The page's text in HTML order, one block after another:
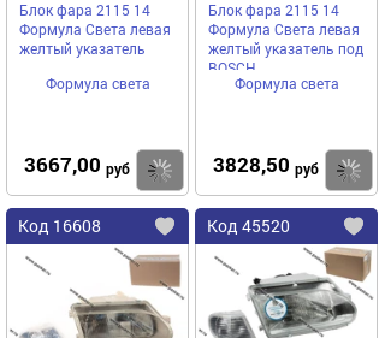
Блок фара 2115 14
Формула Света левая
желтый указатель
Формула света
3667,00 руб Купить
Блок фара 2115 14
Формула Света левая
желтый указатель под
BOSCH
Формула света
3828,50 руб
Код 16608
Добавить
в
избранное
Код 45520
в